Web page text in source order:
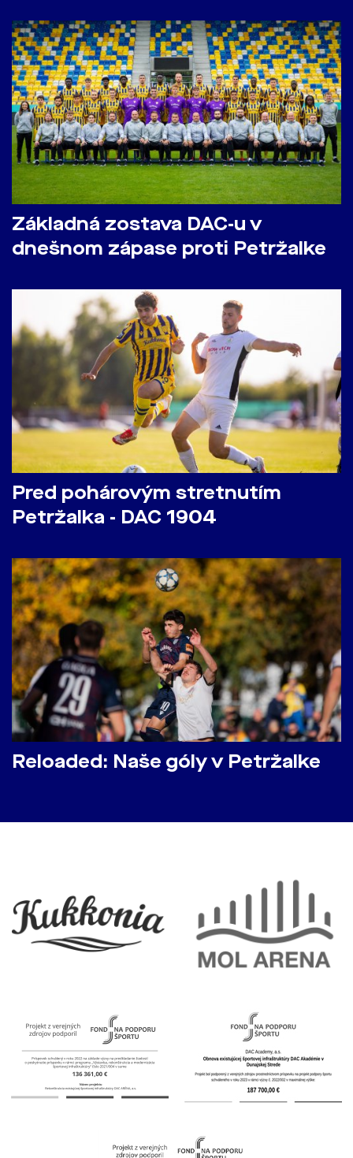
Základná zostava DAC-u v
dnešnom zápase proti Petržalke
Pred pohárovým stretnutím
Petržalka - DAC 1904
Reloaded: Naše góly v Petržalke